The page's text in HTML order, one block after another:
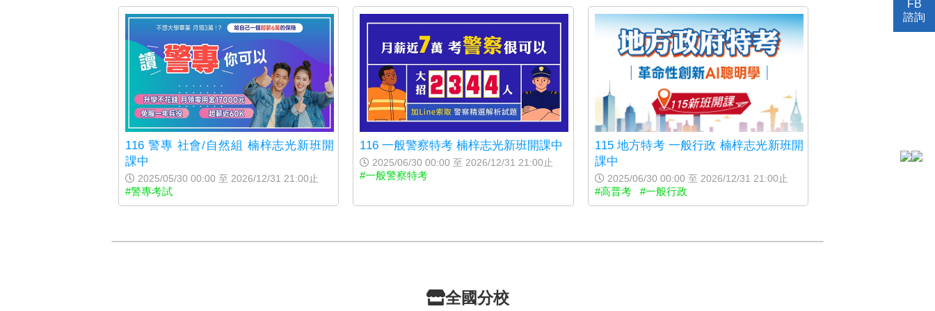
FB
諮詢
116 警專 社會/自然組 楠梓志光新班開
課中
2025/05/30 00:00 至 2026/12/31 21:00止
#警專考試
116 一般警察特考 楠梓志光新班開課中
2025/06/30 00:00 至 2026/12/31 21:00止
#一般警察特考
115 地方特考 一般行政 楠梓志光新班開
課中
2025/06/30 00:00 至 2026/12/31 21:00止
#高普考 #一般行政
全國分校